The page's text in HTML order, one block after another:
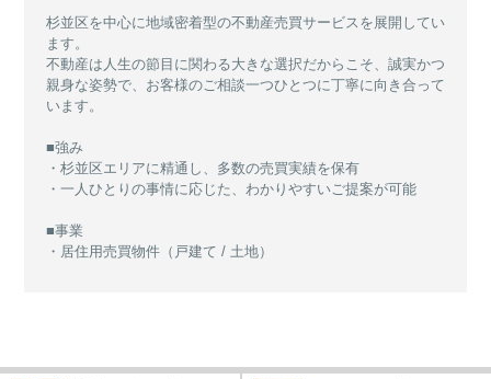
杉並区を中心に地域密着型の不動産売買サービスを展開してい
ます。
不動産は人生の節目に関わる大きな選択だからこそ、誠実かつ
親身な姿勢で、お客様のご相談一つひとつに丁寧に向き合って
います。
■強み
・杉並区エリアに精通し、多数の売買実績を保有
・一人ひとりの事情に応じた、わかりやすいご提案が可能
■事業
・居住用売買物件（戸建て / 土地）